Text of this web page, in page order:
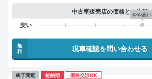
中古車販売店の価格との比較
やや高い
無
料
現車確認を問い合わせる
終了間近 短納期 価格交渉OK